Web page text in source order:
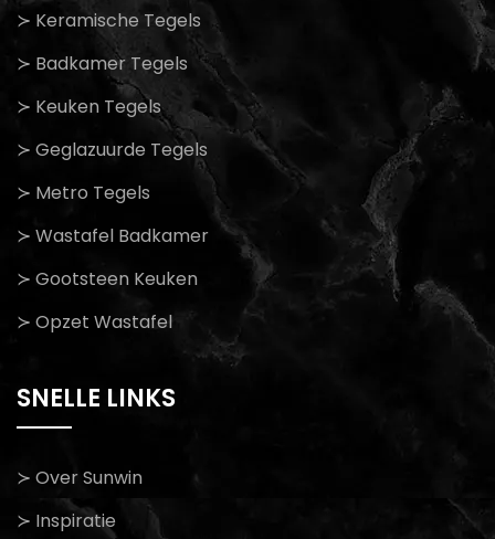
≻ Keramische Tegels
≻ Badkamer Tegels
≻ Keuken Tegels
≻ Geglazuurde Tegels
≻ Metro Tegels
≻ Wastafel Badkamer
≻ Gootsteen Keuken
≻ Opzet Wastafel
SNELLE LINKS
≻ Over Sunwin
≻ Inspiratie